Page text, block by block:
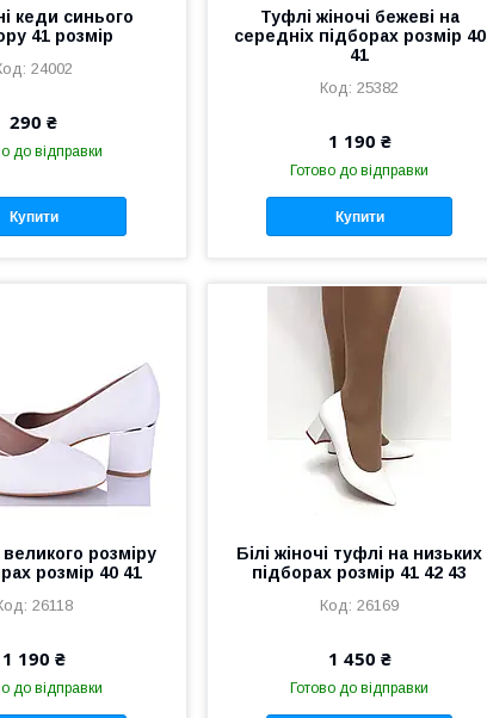
кеди синього
41 розмір
24002
290 ₴
до відправки
Купити
Туфлі жіночі бежеві на
середніх підборах розмір 40
41
25382
1 190 ₴
Готово до відправки
Купити
великого розміру
розмір 40 41
26118
1 190 ₴
до відправки
Білі жіночі туфлі на низьких
підборах розмір 41 42 43
26169
1 450 ₴
Готово до відправки